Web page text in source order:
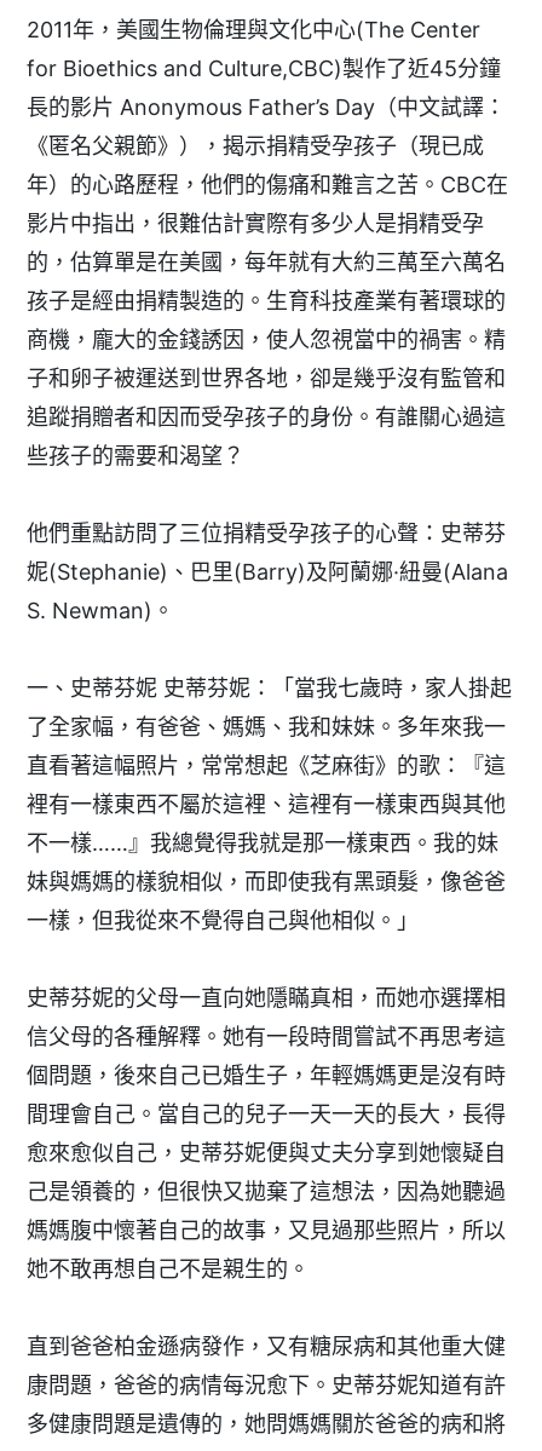
2011年，美國生物倫理與文化中心(The Center
for Bioethics and Culture,CBC)製作了近45分鐘
長的影片 Anonymous Father’s Day（中文試譯：
《匿名父親節》），揭示捐精受孕孩子（現已成
年）的心路歷程，他們的傷痛和難言之苦。CBC在
影片中指出，很難估計實際有多少人是捐精受孕
的，估算單是在美國，每年就有大約三萬至六萬名
孩子是經由捐精製造的。生育科技產業有著環球的
商機，龐大的金錢誘因，使人忽視當中的禍害。精
子和卵子被運送到世界各地，卻是幾乎沒有監管和
追蹤捐贈者和因而受孕孩子的身份。有誰關心過這
些孩子的需要和渴望？
他們重點訪問了三位捐精受孕孩子的心聲：史蒂芬
妮(Stephanie)、巴里(Barry)及阿蘭娜·紐曼(Alana
S. Newman)。
一、史蒂芬妮 史蒂芬妮：「當我七歲時，家人掛起
了全家幅，有爸爸、媽媽、我和妹妹。多年來我一
直看著這幅照片，常常想起《芝麻街》的歌：『這
裡有一樣東西不屬於這裡、這裡有一樣東西與其他
不一樣……』我總覺得我就是那一樣東西。我的妹
妹與媽媽的樣貌相似，而即使我有黑頭髮，像爸爸
一樣，但我從來不覺得自己與他相似。」
史蒂芬妮的父母一直向她隱瞞真相，而她亦選擇相
信父母的各種解釋。她有一段時間嘗試不再思考這
個問題，後來自己已婚生子，年輕媽媽更是沒有時
間理會自己。當自己的兒子一天一天的長大，長得
愈來愈似自己，史蒂芬妮便與丈夫分享到她懷疑自
己是領養的，但很快又拋棄了這想法，因為她聽過
媽媽腹中懷著自己的故事，又見過那些照片，所以
她不敢再想自己不是親生的。
直到爸爸柏金遜病發作，又有糖尿病和其他重大健
康問題，爸爸的病情每況愈下。史蒂芬妮知道有許
多健康問題是遺傳的，她問媽媽關於爸爸的病和將